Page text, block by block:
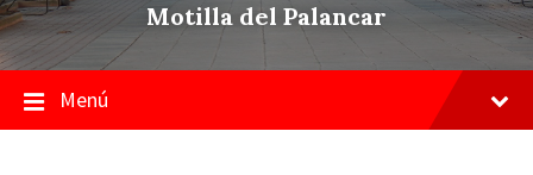
Motilla del Palancar
Menú